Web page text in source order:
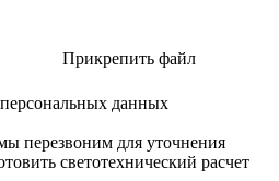
Прикрепить файл
данных
перезвоним для уточнения
светотехнический расчет